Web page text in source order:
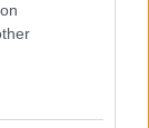
az egyik